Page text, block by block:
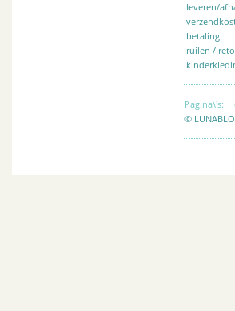
leveren/
betaling
ruilen /
Pagina\'s:
©